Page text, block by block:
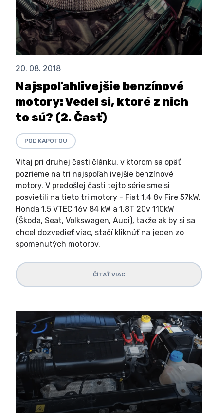
20. 08. 2018
Najspoľahlivejšie benzínové
motory: Vedel si, ktoré z nich
to sú? (2. Časť)
POD KAPOTOU
Vitaj pri druhej časti článku, v ktorom sa opäť
pozrieme na tri najspoľahlivejšie benzínové
motory. V predošlej časti tejto série sme si
posvietili na tieto tri motory - Fiat 1.4 8v Fire 57kW,
Honda 1.5 VTEC 16v 84 kW a 1.8T 20v 110kW
(Škoda, Seat, Volkswagen, Audi), takže ak by si sa
chcel dozvedieť viac, stačí kliknúť na jeden zo
spomenutých motorov.
ČÍTAŤ VIAC